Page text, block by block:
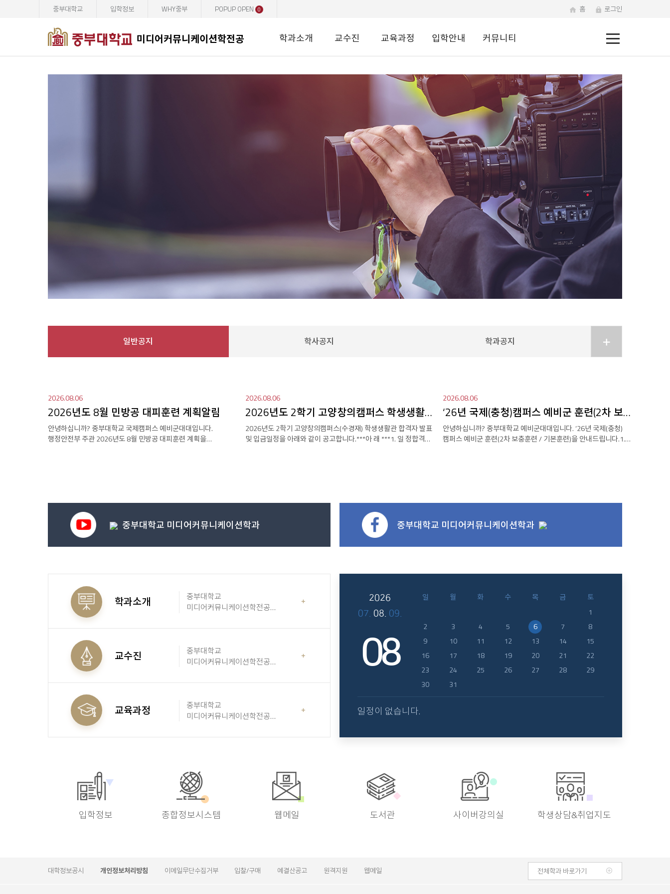
미디어커뮤니케이션학전공
중부대학교 입학정보 WHY중부 POPUP OPEN 0 홈 로그인
학과소개 교수진 교육과정 입학안내 커뮤니티
미디어커뮤니케이션학전공에 오신것을 환영합니다.
일반공지
2026.08.06
2026년도 8월 민방공 대피훈련 계획알림
안녕하십니까? 중부대학교 국제캠퍼스 예비군대대입니다.
행정안전부 주관 2026년도 8월 민방공 대피훈련 계획을
2026.08.06
2026년도 2학기 고양창의캠퍼스 학생생활관(수경재) 합격자 발표
2026년도 2학기 고양창의캠퍼스(수경재) 학생생활관 합격자 발표
및 입금일정을 아래와 같이 공고합니다.***아 래 ***1. 일 정합격자
2026.08.06
‘26년 국제(충청)캠퍼스 예비군 훈련(2차 보충훈련 / 기본훈련..
안녕하십니까? 중부대학교 예비군대대입니다. ‘26년 국제(충청)
캠퍼스 예비군 훈련(2차 보충훈련 / 기본훈련)을 안내드립니다.1.
기
학사공지 학과공지
중부대학교 미디어커뮤니케이션학과 중부대학교 미디어커뮤니케이션학과
학과소개
중부대학교
미디어커뮤니케이션학전공
교수진
중부대학교
미디어커뮤니케이션학전공
교육과정
중부대학교
미디어커뮤니케이션학전공
2026
07. 08. 09.
08
일 월 화 수 목 금
토
1
2
3 4 5 6 7
8
9
10 11 12 13 14
15
16
17 18 19 20 21
22
23
24 25 26 27 28
29
30
31
일정이 없습니다.
입학정보 종합정보시스템 웹메일 도서관 사이버강의실 학생상담&취업지도
대학정보공시 개인정보처리방침 이메일무단수집거부 입찰/구매 예결산공고 원격지원 웹메일 전체학과 바로가기